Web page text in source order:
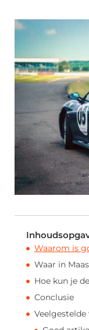
Waarom is
Waar in
Hoe kun je
Conclusie
Veelgestelde